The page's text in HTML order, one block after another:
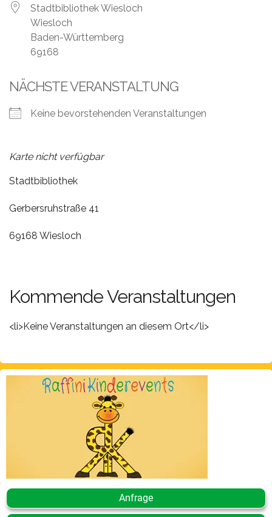
Über
uns
Events
Videos
Blog
Jobs
Partner/Links
Stadtbibliothek Wiesloch
Wiesloch
Baden-Württemberg
69168
NÄCHSTE VERANSTALTUNG
Keine bevorstehenden Veranstaltungen
Karte nicht verfügbar
Stadtbibliothek
Gerbersruhstraße 41
69168 Wiesloch
Kommende Veranstaltungen
<li>Keine Veranstaltungen an diesem Ort</li>
Anfrage